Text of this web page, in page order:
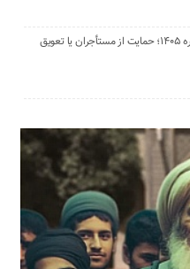
تمدید قراردادهای اجاره ۱۴۰۵؛ حمایت از مستأجران یا تعویق